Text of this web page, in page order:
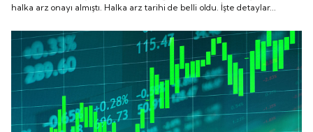
halka arz onayı almıştı. Halka arz tarihi de belli oldu. İşte detaylar...